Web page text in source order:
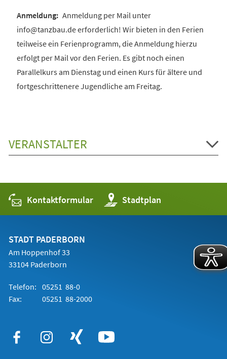
Anmeldung per Mail unter
info@tanzbau.de erforderlich! Wir bieten in den Ferien
teilweise ein Ferienprogramm, die Anmeldung hierzu
erfolgt per Mail vor den Ferien. Es gibt noch einen
Parallelkurs am Dienstag und einen Kurs für ältere und
fortgeschrittenere Jugendliche am Freitag.
VERANSTALTER
Kontaktformular Stadtplan
(Öffnet
in
einem
STADT PADERBORN
Am Hoppenhof 33
33104 Paderborn
Telefon: 05251 88-0
Fax:
05251 88-2000